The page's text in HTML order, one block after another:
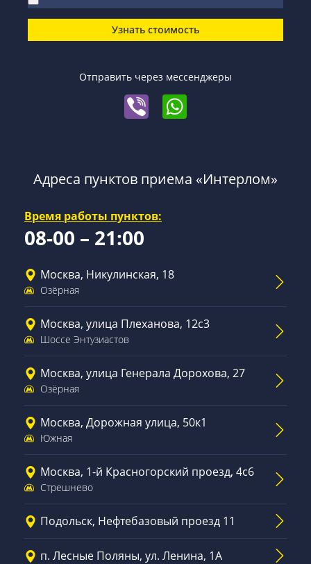
Узнать стоимость
Отправить через мессенджеры
Адреса пунктов приема «Интерлом»
Время работы пунктов:
08-00 – 21:00
Москва, Никулинская, 18
Озёрная
Москва, улица Плеханова, 12с3
Шоссе Энтузиастов
Москва, улица Генерала Дорохова, 27
Озёрная
Москва, Дорожная улица, 50к1
Южная
Москва, 1-й Красногорский проезд, 4с6
Стрешнево
Подольск, Нефтебазовый проезд 11
п. Лесные Поляны, ул. Ленина, 1А